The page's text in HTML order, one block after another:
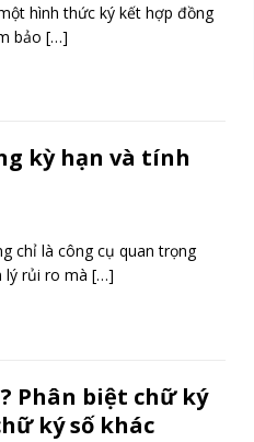
hình thức ký kết hợp đồng
bảo […]
kỳ hạn và tính
chỉ là công cụ quan trọng
lý rủi ro mà […]
Phân biệt chữ ký
ký số khác